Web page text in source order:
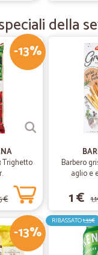
della
-13%
Trighetto
€
Barbero
aglio e
1 €
-13%
RIBASSATO1,35€